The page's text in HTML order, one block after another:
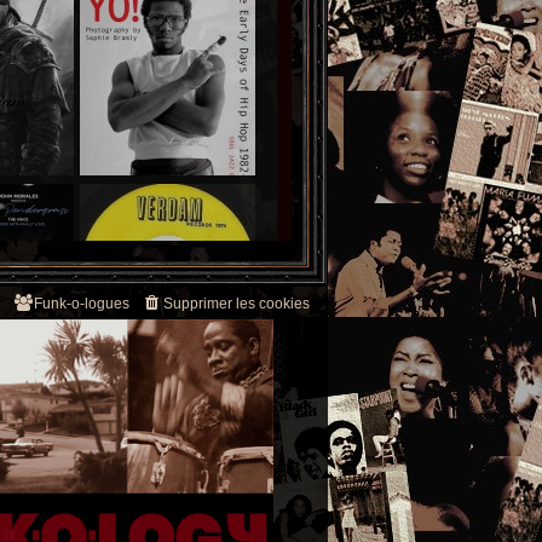
Supprimer les cookies
Funk-o-logues